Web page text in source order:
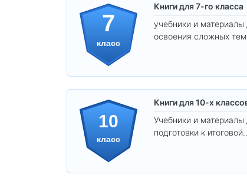
7
класс
Книги для 7-го класса
учебники и материалы
освоения сложных
10
класс
Книги для 10-х
Учебники и материалы
подготовки к итоговой